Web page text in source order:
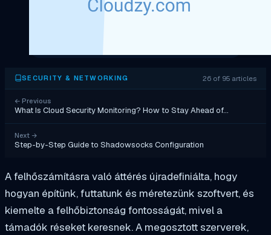
SECURITY & NETWORKING 26 of 95 articles
← Previous
What Is Cloud Security Monitoring? How to Stay Ahead of…
Next →
Step-by-Step Guide to Shadowsocks Configuration
A felhőszámításra való áttérés újradefiniálta, hogy
hogyan építünk, futtatunk és méretezünk szoftvert, és
kiemelte a felhőbiztonság fontosságát, mivel a
támadók réseket keresnek. A megosztott szerverek,